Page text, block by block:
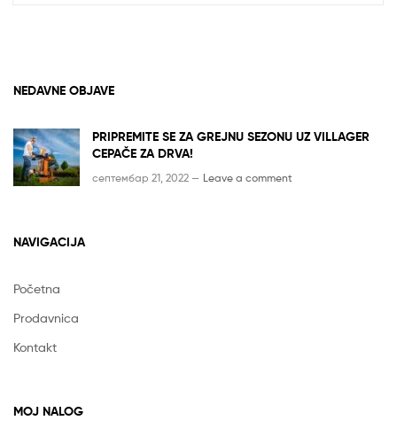
NEDAVNE OBJAVE
PRIPREMITE SE ZA GREJNU SEZONU UZ VILLAGER
CEPAČE ZA DRVA!
септембар 21, 2022 — Leave a comment
NAVIGACIJA
Početna
Prodavnica
Kontakt
MOJ NALOG